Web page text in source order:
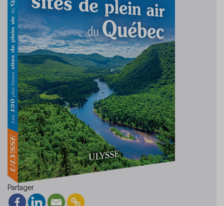
Partager